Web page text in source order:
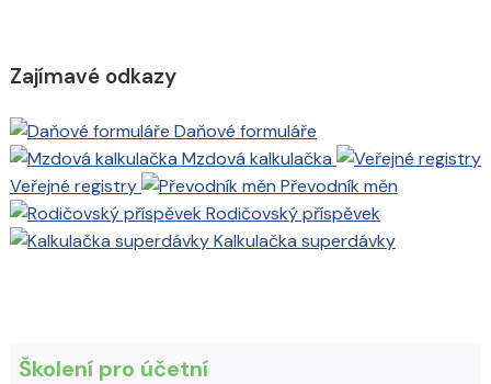
Zajímavé odkazy
Daňové formuláře
Mzdová kalkulačka
Veřejné registry
Převodník měn
Rodičovský příspěvek
Kalkulačka superdávky
Školení pro účetní